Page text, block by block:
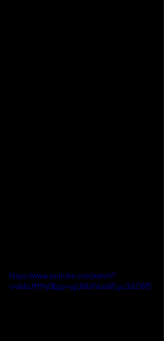
https://www.youtube.com/watch?
v=xMoJIfffhj0&pp=ygUMbXVueWEgc3dlZXR5